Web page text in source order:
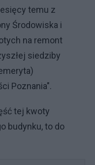
temu z
Środowiska i
na remont
siedziby
Poznania".
tej kwoty
budynku, to do